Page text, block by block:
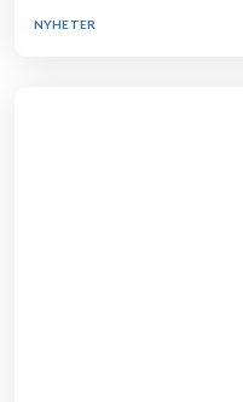
NYHETER